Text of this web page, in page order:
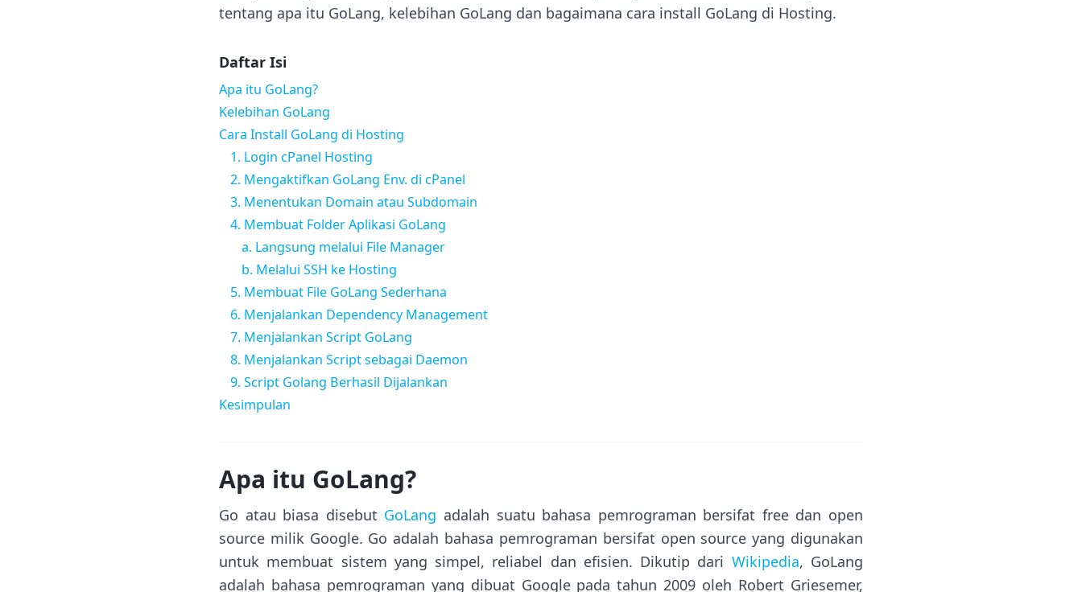
tentang apa itu GoLang, kelebihan GoLang dan bagaimana cara install GoLang di Hosting.
Daftar Isi
Apa itu GoLang?
Kelebihan GoLang
Cara Install GoLang di Hosting
1. Login cPanel Hosting
2. Mengaktifkan GoLang Env. di cPanel
3. Menentukan Domain atau Subdomain
4. Membuat Folder Aplikasi GoLang
a. Langsung melalui File Manager
b. Melalui SSH ke Hosting
5. Membuat File GoLang Sederhana
6. Menjalankan Dependency Management
7. Menjalankan Script GoLang
8. Menjalankan Script sebagai Daemon
9. Script Golang Berhasil Dijalankan
Kesimpulan
Apa itu GoLang?
Go atau biasa disebut GoLang adalah suatu bahasa pemrograman bersifat free dan open
source milik Google. Go adalah bahasa pemrograman bersifat open source yang digunakan
untuk membuat sistem yang simpel, reliabel dan efisien. Dikutip dari Wikipedia, GoLang
adalah bahasa pemrograman yang dibuat Google pada tahun 2009 oleh Robert Griesemer,